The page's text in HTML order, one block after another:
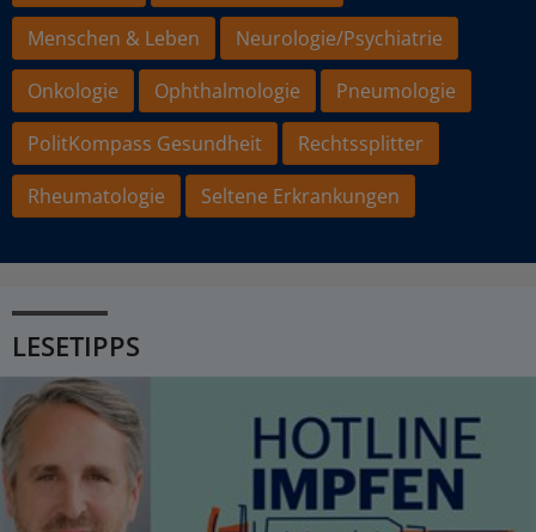
Menschen & Leben
Neurologie/Psychiatrie
Onkologie
Ophthalmologie
Pneumologie
PolitKompass Gesundheit
Rechtssplitter
Rheumatologie
Seltene Erkrankungen
LESETIPPS